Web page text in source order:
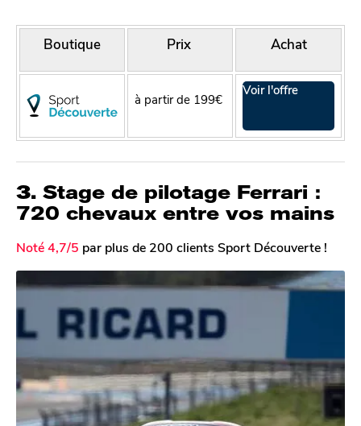
Boutique Prix Achat
à partir de 199€
Voir l'offre
3. Stage de pilotage Ferrari :
720 chevaux entre vos mains
Noté 4,7/5 par plus de 200 clients Sport Découverte !